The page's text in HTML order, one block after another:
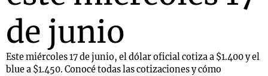
de junio
Este miércoles 17 de junio, el dólar oficial cotiza a $1.400 y el
blue a $1.450. Conocé todas las cotizaciones y cómo